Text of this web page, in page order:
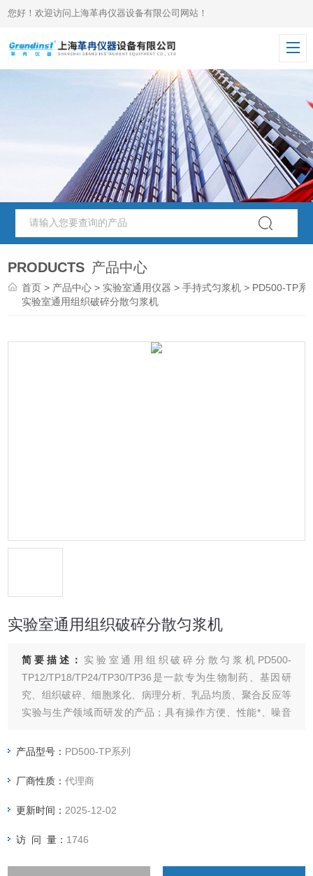
您好！欢迎访问上海革冉仪器设备有限公司网站！
PRODUCTS 产品中心
首页 > 产品中心 > 实验室通用仪器 >手持式匀浆机 > PD500-TP系
实验室通用组织破碎分散匀浆机
实验室通用组织破碎分散匀浆机
简要描述： 实验室通用组织破碎分散匀浆机PD500-
TP12/TP18/TP24/TP30/TP36是一款专为生物制药、基因研
究、组织破碎、细胞浆化、病理分析、乳品均质、聚合反应等
实验与生产领域而研发的产品；具有操作方便、性能*、噪音
头都是可更换的且方便清洗灭菌。
产品型号： PD500-TP系列
厂商性质：代理商
更新时间： 2025-12-02
访 问 量： 1746